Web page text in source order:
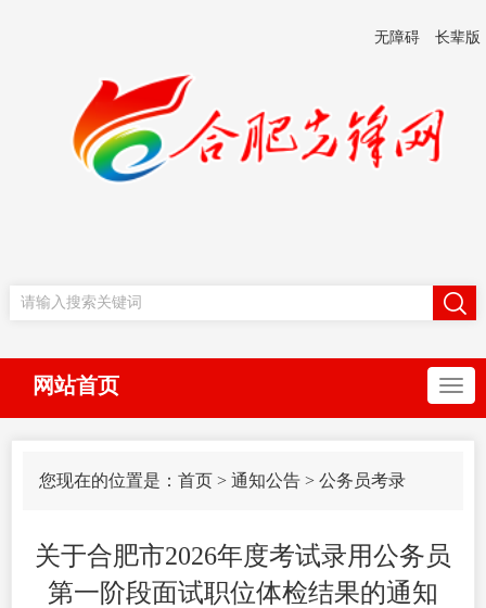
无障碍 长辈版
网站首页
您现在的位置是： 首页 > 通知公告 > 公务员考录
关于合肥市2026年度考试录用公务员
第一阶段面试职位体检结果的通知